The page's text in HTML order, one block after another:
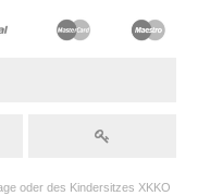
oder des Kindersitzes XKKO